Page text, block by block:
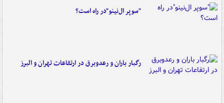
"سوپر ال‌نینو"در راه است؟
رگبار باران و رعدوبرق در ارتفاعات تهران و البرز